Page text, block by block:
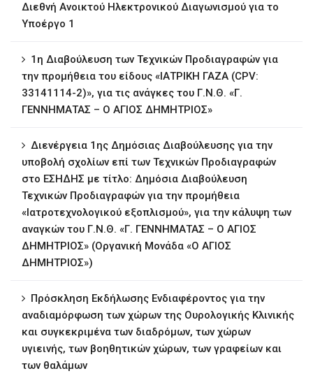
Διεθνή Ανοικτού Ηλεκτρονικού Διαγωνισμού για το
Υποέργο 1
1η ∆ιαβούλευση των Τεχνικών Προδιαγραφών για
την προμήθεια του είδους «ΙΑΤΡΙΚΗ ΓΑΖΑ (CPV:
33141114-2)», για τις ανάγκες του Γ.Ν.Θ. «Γ.
ΓΕΝΝΗΜΑΤΑΣ – Ο ΑΓΙΟΣ ΔΗΜΗΤΡΙΟΣ»
∆ιενέργεια 1ης ∆ηµόσιας ∆ιαβούλευσης για την
υποβολή σχολίων επί των Τεχνικών Προδιαγραφών
στο ΕΣΗΔΗΣ με τίτλο: Δημόσια Διαβούλευση
Τεχνικών Προδιαγραφών για την προμήθεια
«Ιατροτεχνολογικού εξοπλισμού», για την κάλυψη των
αναγκών του Γ.Ν.Θ. «Γ. ΓΕΝΝΗΜΑΤΑΣ – Ο ΑΓΙΟΣ
ΔΗΜΗΤΡΙΟΣ» (Οργανική Μονάδα «Ο ΑΓΙΟΣ
ΔΗΜΗΤΡΙΟΣ»)
Πρόσκληση Εκδήλωσης Ενδιαφέροντος για την
αναδιαμόρφωση των χώρων της Ουρολογικής Κλινικής
και συγκεκριμένα των διαδρόμων, των χώρων
υγιεινής, των βοηθητικών χώρων, των γραφείων και
των θαλάμων